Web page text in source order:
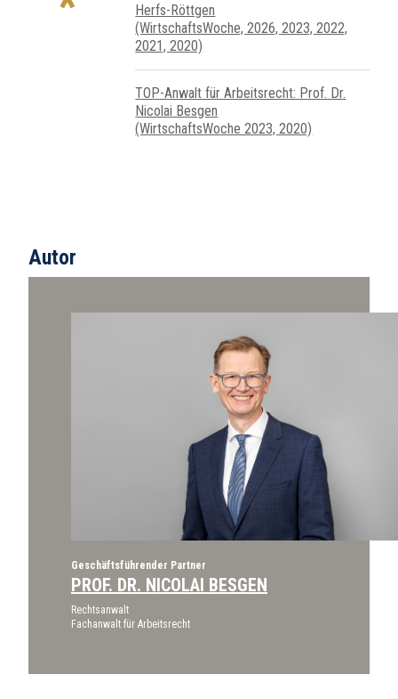
Herfs-Röttgen
(WirtschaftsWoche, 2026, 2023, 2022,
2021, 2020)
TOP-Anwalt für Arbeitsrecht: Prof. Dr.
Nicolai Besgen
(WirtschaftsWoche 2023, 2020)
Autor
Geschäftsführender Partner
PROF. DR. NICOLAI BESGEN
Rechtsanwalt
Fachanwalt für Arbeitsrecht